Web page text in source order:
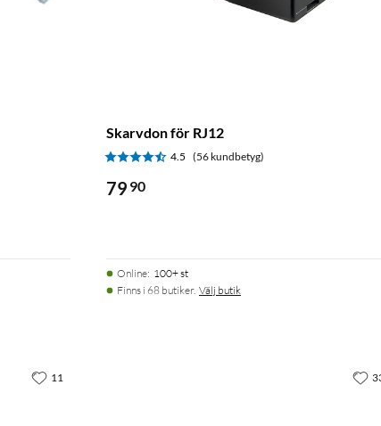
Skarvdon för RJ12
4.5 (56 kundbetyg)
79 90
Online: 100+ st
Finns i 68 butiker. Välj butik
11